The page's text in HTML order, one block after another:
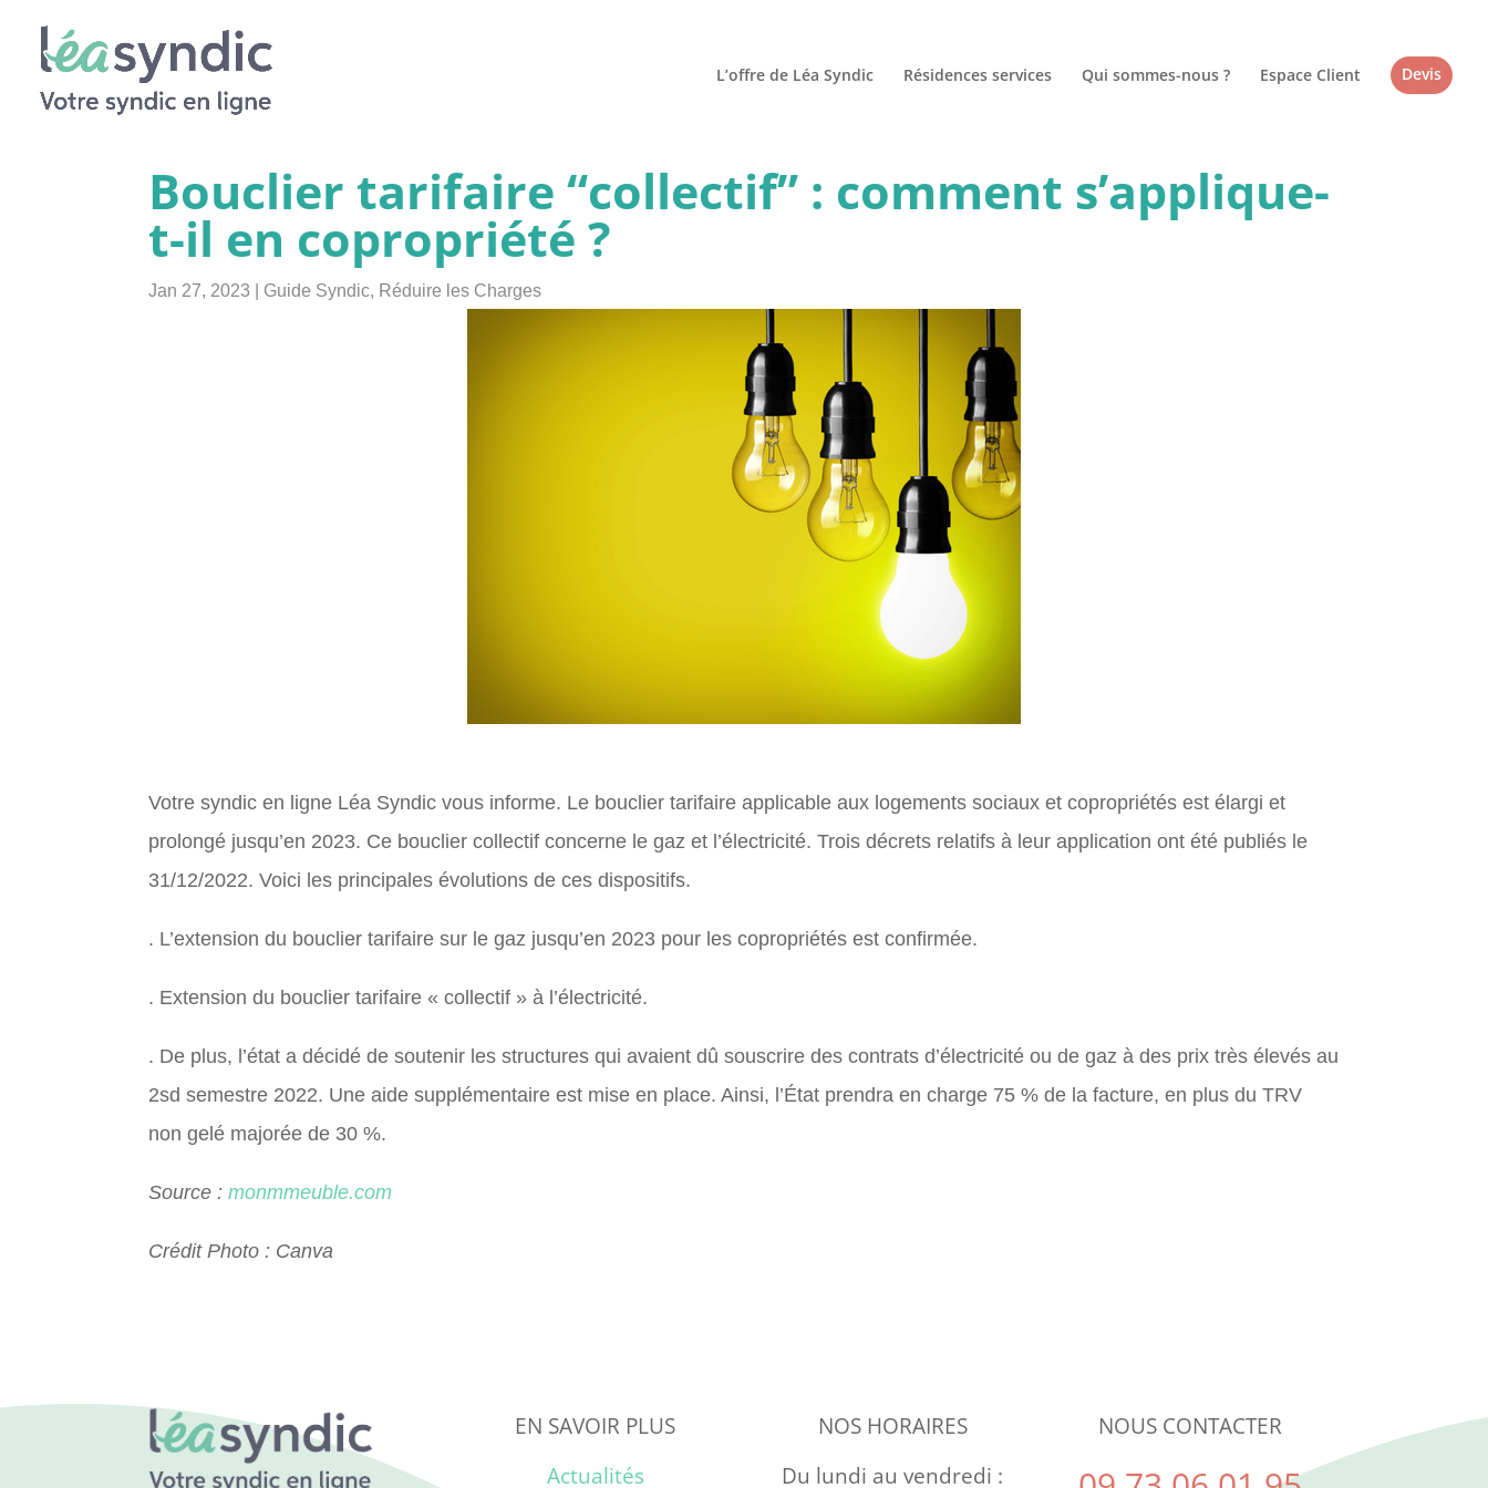
L’offre de Léa Syndic Résidences services Qui sommes-nous ? Espace Client Devis
Bouclier tarifaire “collectif” : comment s’applique-
t-il en copropriété ?
Jan 27, 2023 Guide Syndic, Réduire les Charges
Votre syndic en ligne Léa Syndic vous informe. Le bouclier tarifaire applicable aux logements sociaux et copropriétés est élargi et
prolongé jusqu’en 2023. Ce bouclier collectif concerne le gaz et l’électricité. Trois décrets relatifs à leur application ont été publiés le
31/12/2022. Voici les principales évolutions de ces dispositifs.
. L’extension du bouclier tarifaire sur le gaz jusqu’en 2023 pour les copropriétés est confirmée.
. Extension du bouclier tarifaire « collectif » à l’électricité.
. De plus, l’état a décidé de soutenir les structures qui avaient dû souscrire des contrats d’électricité ou de gaz à des prix très élevés au
2sd semestre 2022. Une aide supplémentaire est mise en place. Ainsi, l’État prendra en charge 75 % de la facture, en plus du TRV
non gelé majorée de 30 %.
Source :monmmeuble.com
Crédit Photo : Canva
EN SAVOIR PLUS
Actualités
NOS HORAIRES
Du lundi au vendredi :
NOUS CONTACTER